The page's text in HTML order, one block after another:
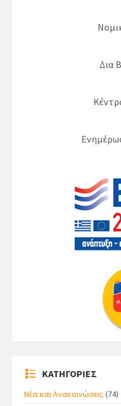
Δια
ΚΑΤΗΓΟΡΙΕΣ
Νέα και Ανακοινώσεις(74)